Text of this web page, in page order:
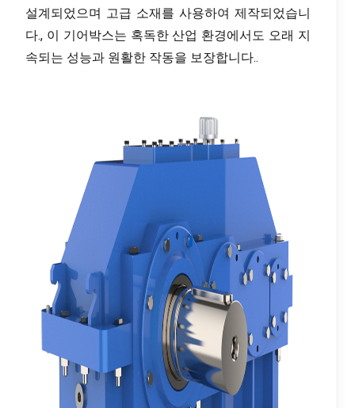
설계되었으며 고급 소재를 사용하여 제작되었습니
다., 이 기어박스는 혹독한 산업 환경에서도 오래 지
속되는 성능과 원활한 작동을 보장합니다..